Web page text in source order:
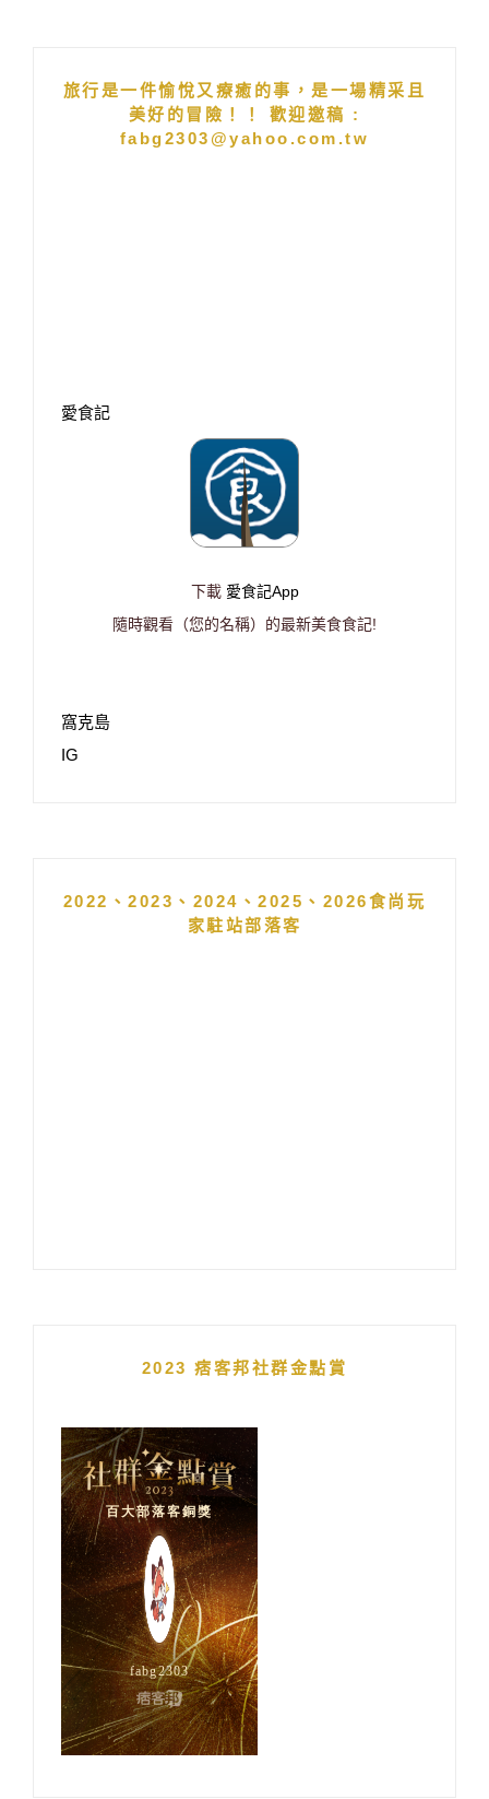
旅行是一件愉悅又療癒的事，是一場精采且
美好的冒險！！ 歡迎邀稿 :
fabg2303@yahoo.com.tw
愛食記
下載 愛食記App
隨時觀看（您的名稱）的最新美食食記!
窩克島
IG
2022、2023、2024、2025、2026食尚玩
家駐站部落客
2023 痞客邦社群金點賞